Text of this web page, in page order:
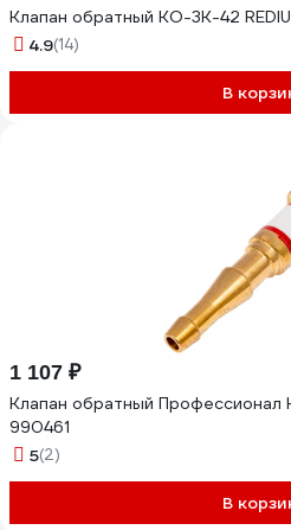
Клапан обратный КО-3К-42
4.9(14)
В
1 107 ₽
Клапан обратный Профессионал
990461
5(2)
В